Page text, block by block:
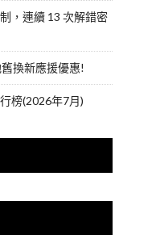
，連續 13 次解錯密
換新應援優惠!
榜(2026年7月)